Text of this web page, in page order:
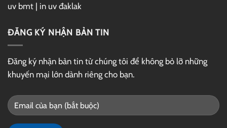
uv bmt | in uv đaklak
ĐĂNG KÝ NHẬN BẢN TIN
Đăng ký nhận bản tin từ chúng tôi để không bỏ lỡ những
khuyến mại lớn dành riêng cho bạn.